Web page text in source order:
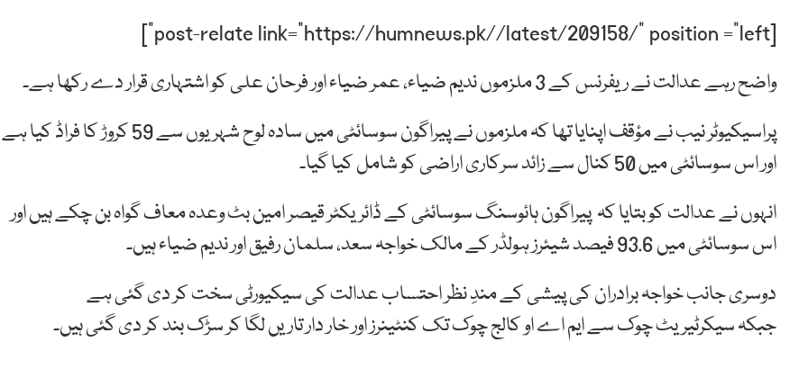
[post-relate link=”https://humnews.pk//latest/209158/” position =”left”]
واضح رہے عدالت نے ریفرنس کے 3 ملزموں ندیم ضیاء، عمر ضیاء اور فرحان علی کو اشتہاری قرار دے رکھا ہے۔
پراسیکیوٹر نیب نے مؤقف اپنایا تھا کہ ملزموں نے پیراگون سوسائٹی میں سادہ لوح شہریوں سے 59 کروڑ کا فراڈ کیا ہے
اور اس سوسائٹی میں 50 کنال سے زائد سرکاری اراضی کو شامل کیا گیا۔
انہوں نے عدالت کو بتایا کہ پیراگون ہائوسنگ سوسائٹی کے ڈائریکٹر قیصر امین بٹ وعدہ معاف گواہ بن چکے ہیں اور
اس سوسائٹی میں 93.6 فیصد شیئرز ہولڈر کے مالک خواجہ سعد، سلمان رفیق اور ندیم ضیاء ہیں۔
دوسری جانب خواجہ برادران کی پیشی کے مندِ نظر احتساب عدالت کی سیکیورٹی سخت کر دی گئی ہے
جبکہ سیکرٹیریٹ چوک سے ایم اے او کالج چوک تک کنٹینرز اور خار دار تاریں لگا کر سڑک بند کر دی گئی ہیں۔